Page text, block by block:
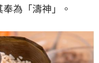
為「濤神」。